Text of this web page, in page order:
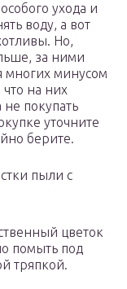
ухода и
воду, а вот
Но,
за ними
многих минусом
что на них
покупать
уточните
берите.
пыли с
цветок
помыть под
тряпкой.